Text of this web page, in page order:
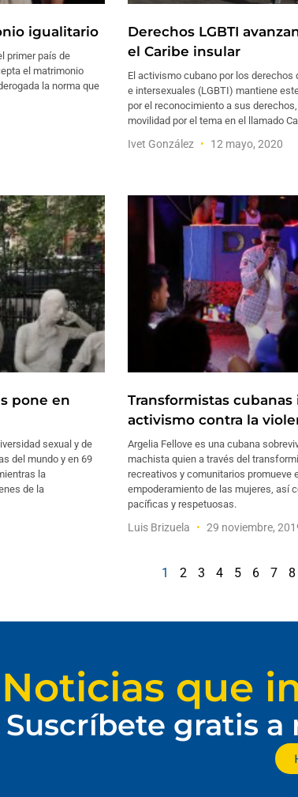
igualitario
primer país de
el matrimonio
la norma que
Derechos LGBTI
el Caribe insular
El activismo cubano por los derechos
e intersexuales (LGBTI) mantiene
por el reconocimiento a sus
movilidad por el tema en el llamado
Ivet González 12 mayo, 2020
pone en
sexual y de
del mundo y en 69
la
de la
Transformistas
activismo contra la
Argelia Fellove es una cubana
machista quien a través del
recreativos y comunitarios promueve
empoderamiento de las mujeres, así
pacíficas y respetuosas.
Luis Brizuela 29 noviembre,
1 2 3 4 5 6 7 8
Noticias que
Suscríbete gratis